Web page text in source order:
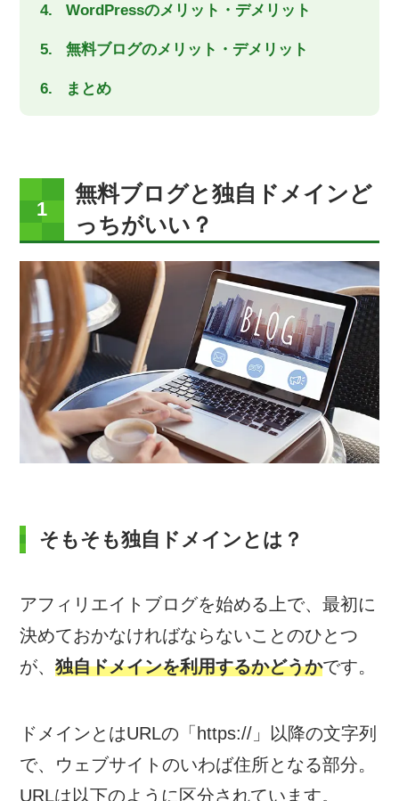
WordPressのメリット・デメリット
無料ブログのメリット・デメリット
まとめ
無料ブログと独自ドメインど
っちがいい？
そもそも独自ドメインとは？
アフィリエイトブログを始める上で、最初に
決めておかなければならないことのひとつ
が、独自ドメインを利用するかどうかです。
ドメインとはURLの「https://」以降の文字列
で、ウェブサイトのいわば住所となる部分。
URLは以下のように区分されています。